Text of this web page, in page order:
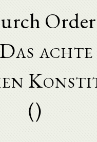
Order
()